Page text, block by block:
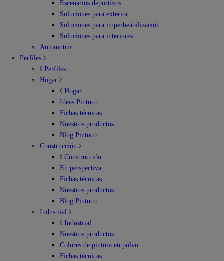
Escenarios deportivos
Soluciones para exterior
Soluciones para imperbeabilización
Soluciones para interiores
Automotriz
Perfiles
Perfiles
Hogar
Hogar
Ideas Pintuco
Fichas técnicas
Nuestros productos
Blog Pintuco
Construcción
Construcción
En perspectiva
Fichas técnicas
Nuestros productos
Blog Pintuco
Industrial
Industrial
Nuestros productos
Colores de pintura en polvo
Fichas técnicas